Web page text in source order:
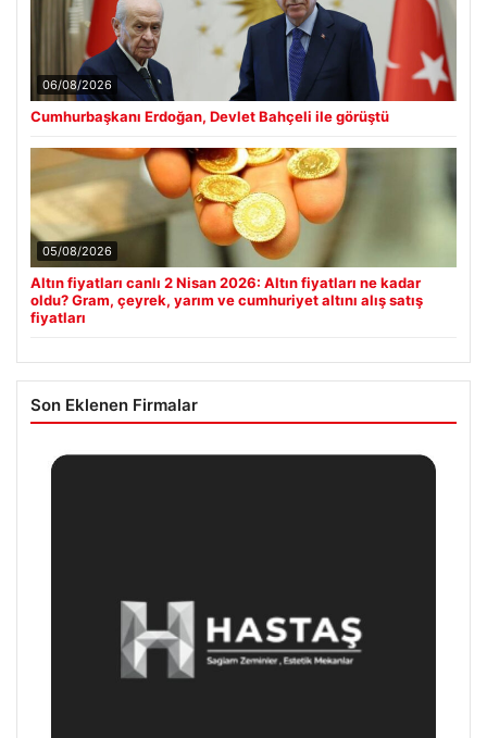
06/08/2026
Cumhurbaşkanı Erdoğan, Devlet Bahçeli ile görüştü
05/08/2026
Altın fiyatları canlı 2 Nisan 2026: Altın fiyatları ne kadar
oldu? Gram, çeyrek, yarım ve cumhuriyet altını alış satış
fiyatları
Son Eklenen Firmalar